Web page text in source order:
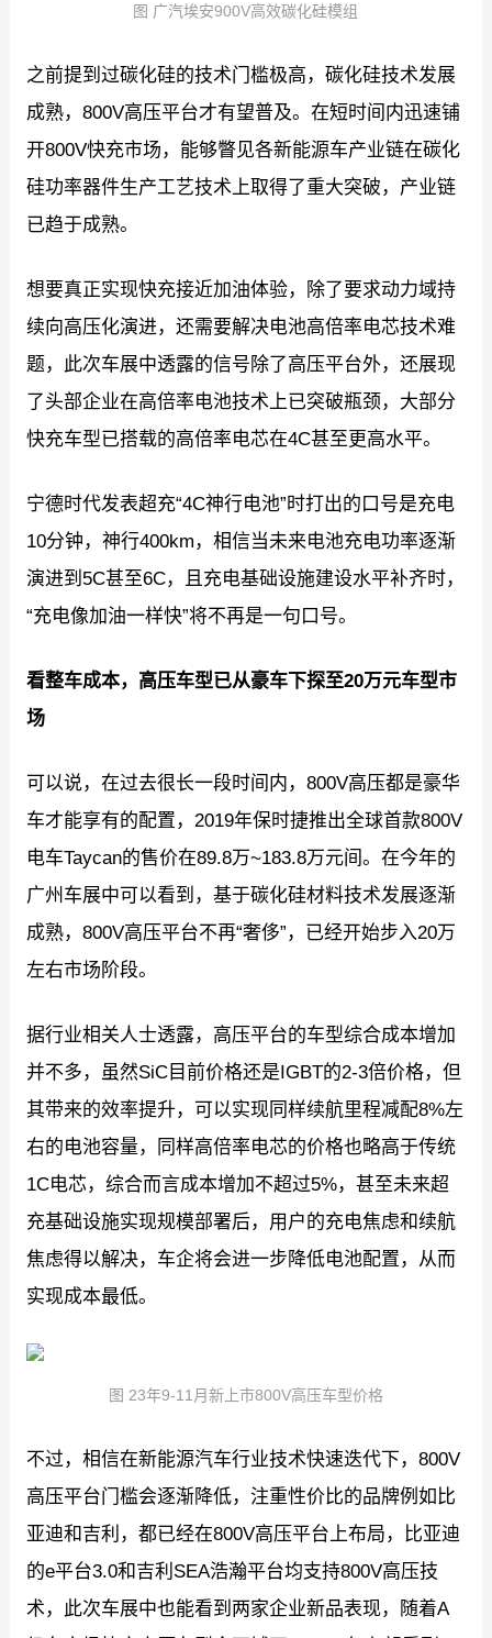
图 广汽埃安900V高效碳化硅模组
之前提到过碳化硅的技术门槛极高，碳化硅技术发展
成熟，800V高压平台才有望普及。在短时间内迅速铺
开800V快充市场，能够瞥见各新能源车产业链在碳化
硅功率器件生产工艺技术上取得了重大突破，产业链
已趋于成熟。
想要真正实现快充接近加油体验，除了要求动力域持
续向高压化演进，还需要解决电池高倍率电芯技术难
题，此次车展中透露的信号除了高压平台外，还展现
了头部企业在高倍率电池技术上已突破瓶颈，大部分
快充车型已搭载的高倍率电芯在4C甚至更高水平。
宁德时代发表超充“4C神行电池”时打出的口号是充电
10分钟，神行400km，相信当未来电池充电功率逐渐
演进到5C甚至6C，且充电基础设施建设水平补齐时，
“充电像加油一样快”将不再是一句口号。
看整车成本，高压车型已从豪车下探至20万元车型市
场
可以说，在过去很长一段时间内，800V高压都是豪华
车才能享有的配置，2019年保时捷推出全球首款800V
电车Taycan的售价在89.8万~183.8万元间。在今年的
广州车展中可以看到，基于碳化硅材料技术发展逐渐
成熟，800V高压平台不再“奢侈”，已经开始步入20万
左右市场阶段。
据行业相关人士透露，高压平台的车型综合成本增加
并不多，虽然SiC目前价格还是IGBT的2-3倍价格，但
其带来的效率提升，可以实现同样续航里程减配8%左
右的电池容量，同样高倍率电芯的价格也略高于传统
1C电芯，综合而言成本增加不超过5%，甚至未来超
充基础设施实现规模部署后，用户的充电焦虑和续航
焦虑得以解决，车企将会进一步降低电池配置，从而
实现成本最低。
图 23年9-11月新上市800V高压车型价格
不过，相信在新能源汽车行业技术快速迭代下，800V
高压平台门槛会逐渐降低，注重性价比的品牌例如比
亚迪和吉利，都已经在800V高压平台上布局，比亚迪
的e平台3.0和吉利SEA浩瀚平台均支持800V高压技
术，此次车展中也能看到两家企业新品表现，随着A